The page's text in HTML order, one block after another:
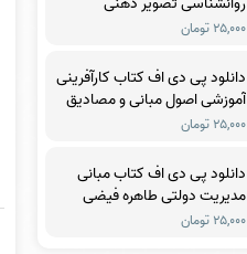
ماکسول مالتز PDF
۲۵,۰۰۰ تومان
دانلود پی دی اف کتاب کارآفرینی
آموزشی اصول مبانی و مصادیق
دکتر مرتضی رضایی زاده PDF
۲۵,۰۰۰ تومان
دانلود پی دی اف کتاب مبانی
مدیریت دولتی طاهره فیضی
PDF
۲۵,۰۰۰ تومان